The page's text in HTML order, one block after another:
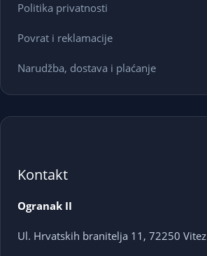
Politika privatnosti
Povrat i reklamacije
Narudžba, dostava i plaćanje
Kontakt
Ogranak II
Ul. Hrvatskih branitelja 11, 72250 Vitez